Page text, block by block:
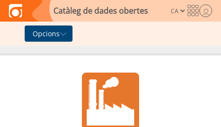
Skip to main content
Catàleg de dades obertes
Opcions